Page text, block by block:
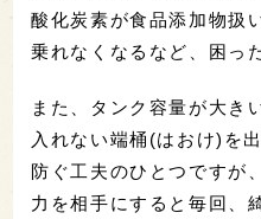
酸化炭素が食品添加物扱
乗れなくなるなど、困っ
また、タンク容量が大き
入れない端桶(はおけ)を
防ぐ工夫のひとつですが
力を相手にすると毎回、